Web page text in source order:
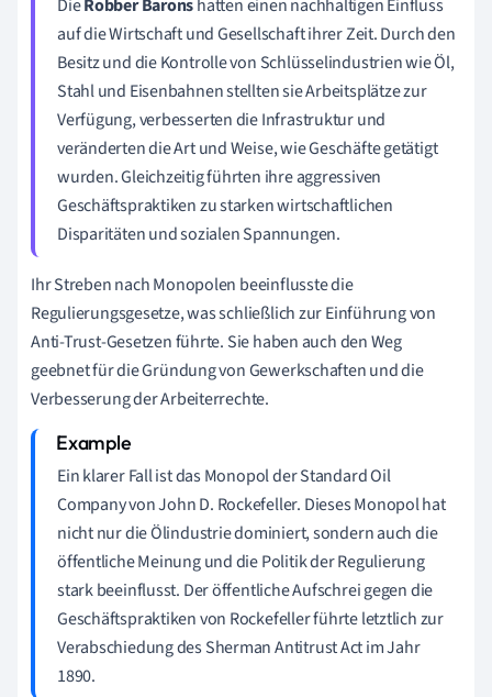
DieRobber Baronshatten einen nachhaltigen Einfluss
auf die Wirtschaft und Gesellschaft ihrer Zeit. Durch den
Besitz und die Kontrolle von Schlüsselindustrien wie Öl,
Stahl und Eisenbahnen stellten sie Arbeitsplätze zur
Verfügung, verbesserten die Infrastruktur und
veränderten die Art und Weise, wie Geschäfte getätigt
wurden. Gleichzeitig führten ihre aggressiven
Geschäftspraktiken zu starken wirtschaftlichen
Disparitäten und sozialen Spannungen.
Ihr Streben nach Monopolen beeinflusste die
Regulierungsgesetze, was schließlich zur Einführung von
Anti-Trust-Gesetzen führte. Sie haben auch den Weg
geebnet für die Gründung von Gewerkschaften und die
Verbesserung der Arbeiterrechte.
Ein klarer Fall ist das Monopol der Standard Oil
Company von John D. Rockefeller. Dieses Monopol hat
nicht nur die Ölindustrie dominiert, sondern auch die
öffentliche Meinung und die Politik der Regulierung
stark beeinflusst. Der öffentliche Aufschrei gegen die
Geschäftspraktiken von Rockefeller führte letztlich zur
Verabschiedung des Sherman Antitrust Act im Jahr
1890.